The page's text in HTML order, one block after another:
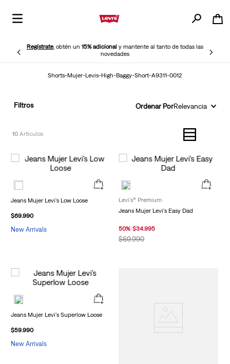
Regístrate, obtén un15% adicionaly mantente al tanto de todas las
novedades
Shorts-Mujer-Levis-High-Baggy-Short-A9311-0012
Filtros Ordenar PorRelevancia
10
Jeans Mujer Levi's Low Loose
$69.990
New Arrivals
Levi's® Premium
Jeans Mujer Levi's Easy Dad
50% $34.995
$69.990
Jeans Mujer Levi's Superlow Loose
$59.990
New Arrivals